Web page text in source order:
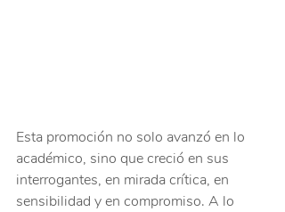
Esta promoción no solo avanzó en lo
académico, sino que creció en sus
interrogantes, en mirada crítica, en
sensibilidad y en compromiso. A lo